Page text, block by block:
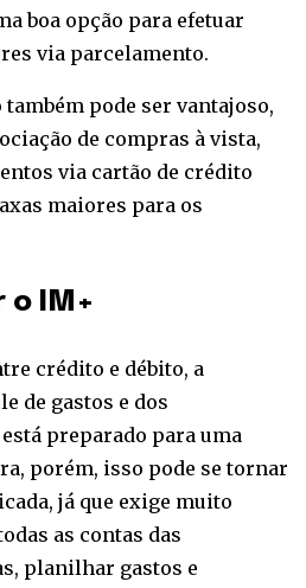
boa opção para efetuar
via parcelamento.
pode ser vantajoso,
de compras à vista,
via cartão de crédito
maiores para os
o IM+
crédito e débito, a
de gastos e dos
preparado para uma
porém, isso pode se tornar
já que exige muito
as contas das
planilhar gastos e